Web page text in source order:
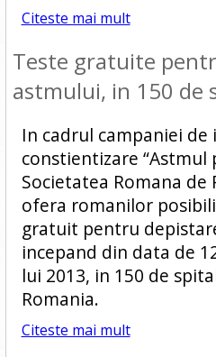
Citeste mai mult
Teste gratuite
astmului, in 150 de
In cadrul campaniei
constientizare
Societatea Romana de
ofera romanilor
gratuit pentru
incepand din data de
lui 2013, in 150 de
Romania.
Citeste mai mult